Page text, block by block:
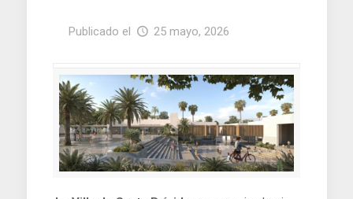
Publicado el 25 mayo, 2026